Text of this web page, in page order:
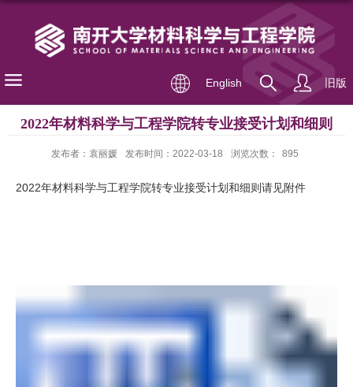
English 旧版
2022年材料科学与工程学院转专业接受计划和细则
发布者：袁丽媛 发布时间：2022-03-18 浏览次数： 895
2022年材料科学与工程学院转专业接受计划和细则请见附件